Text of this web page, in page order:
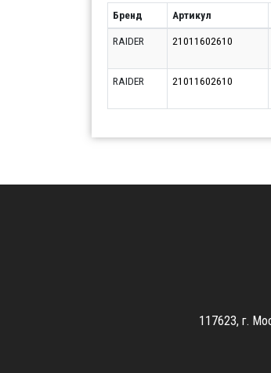
Бренд Артикул
RAIDER 21011602610
RAIDER 21011602610
117623, г.